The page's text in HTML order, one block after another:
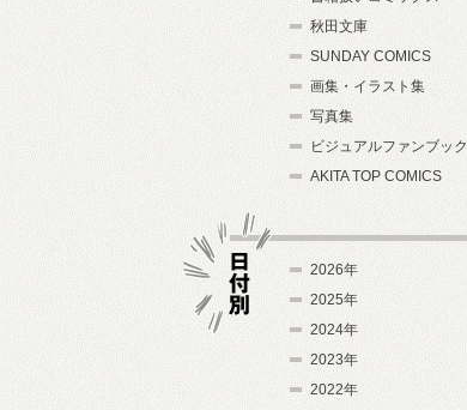
秋田文庫
SUNDAY COMICS
画集・イラスト集
写真集
ビジュアルファンブック
AKITA TOP COMICS
2026年
2025年
2024年
2023年
2022年